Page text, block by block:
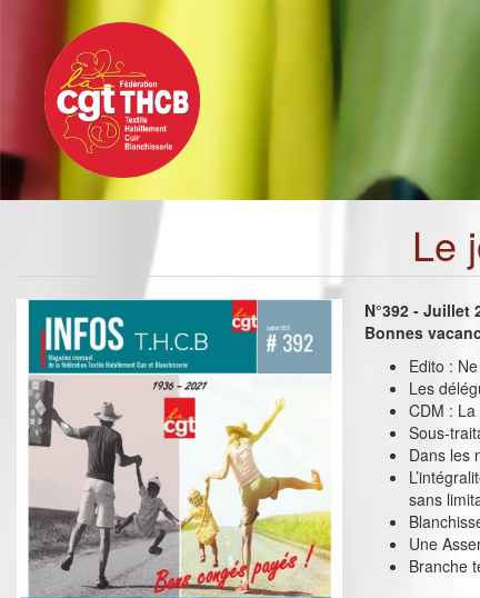
contenu
principal
Le
N°392 - Juillet
Bonnes
Edito :
Les
CDM :
Sous-
Dans les
sans
Une
Branche